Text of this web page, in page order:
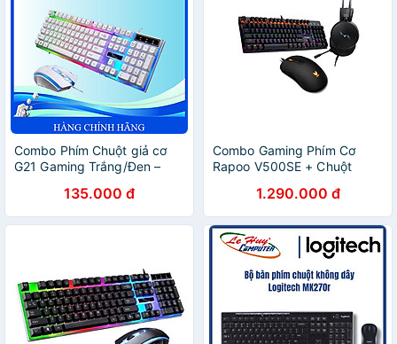
Combo Phím Chuột giả cơ
G21 Gaming Trắng/Đen –
135.000 đ
Combo Gaming Phím Cơ
Rapoo V500SE + Chuột
Rapoo VH310 - Hàng Chính
Hãng
1.290.000 đ